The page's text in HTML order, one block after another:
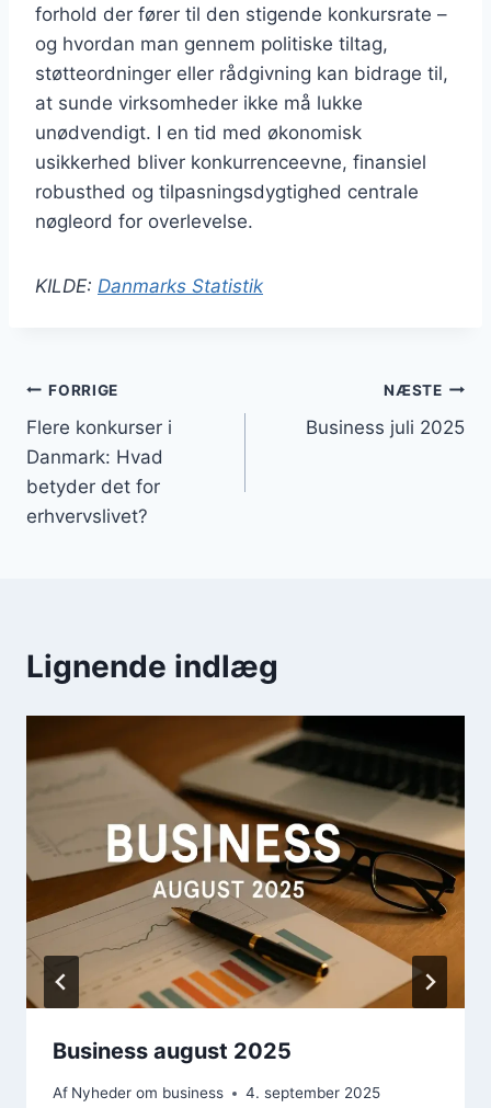
forhold der fører til den stigende konkursrate –
og hvordan man gennem politiske tiltag,
støtteordninger eller rådgivning kan bidrage til,
at sunde virksomheder ikke må lukke
unødvendigt. I en tid med økonomisk
usikkerhed bliver konkurrenceevne, finansiel
robusthed og tilpasningsdygtighed centrale
nøgleord for overlevelse.
KILDE: Danmarks Statistik
Indlægsnavigation
FORRIGE
Flere konkurser i
Danmark: Hvad
betyder det for
erhvervslivet?
NÆSTE
Business juli 2025
Lignende indlæg
Business august 2025
Af Nyheder om business 4. september 2025